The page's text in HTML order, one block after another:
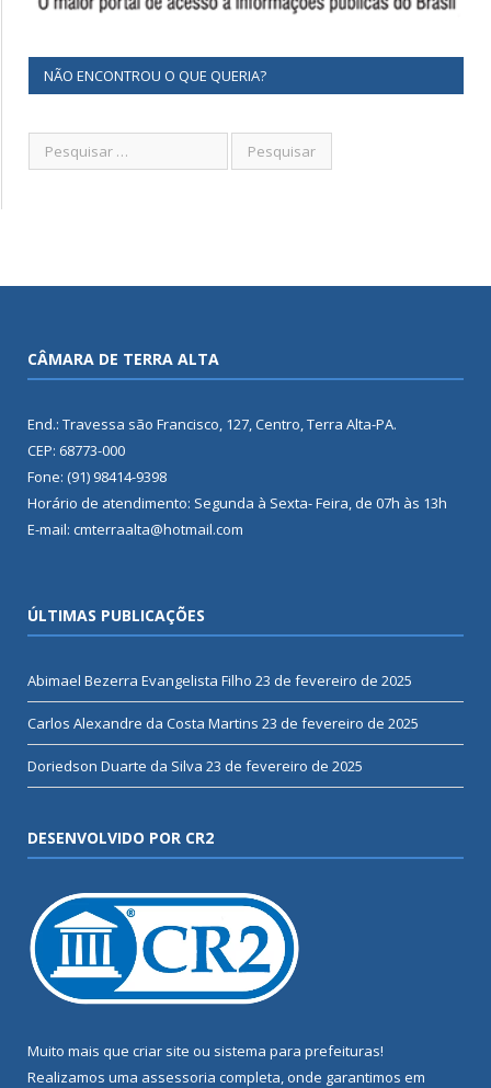
NÃO ENCONTROU O QUE QUERIA?
CÂMARA DE TERRA ALTA
End.: Travessa são Francisco, 127, Centro, Terra Alta-PA.
CEP: 68773-000
Fone: (91) 98414-9398
Horário de atendimento: Segunda à Sexta- Feira, de 07h às 13h
E-mail: cmterraalta@hotmail.com
ÚLTIMAS PUBLICAÇÕES
Abimael Bezerra Evangelista Filho 23 de fevereiro de 2025
Carlos Alexandre da Costa Martins 23 de fevereiro de 2025
Doriedson Duarte da Silva 23 de fevereiro de 2025
DESENVOLVIDO POR CR2
Muito mais que criar site ou sistema para prefeituras!
Realizamos uma assessoria completa, onde garantimos em